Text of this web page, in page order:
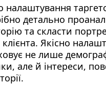
налаштування
детально
та скласти
Якісно
не лише
але й інтереси,